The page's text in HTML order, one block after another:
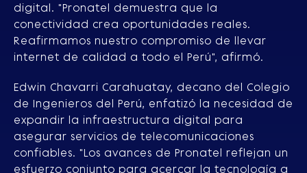
digital. "Pronatel demuestra que la
conectividad crea oportunidades reales.
Reafirmamos nuestro compromiso de llevar
internet de calidad a todo el Perú", afirmó.
Edwin Chavarri Carahuatay, decano del Colegio
de Ingenieros del Perú, enfatizó la necesidad de
expandir la infraestructura digital para
asegurar servicios de telecomunicaciones
confiables. "Los avances de Pronatel reflejan un
esfuerzo conjunto para acercar la tecnología a